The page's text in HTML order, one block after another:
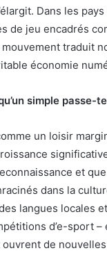
Dans les
de jeu encadrés
traduit
économie
simple passe-
un loisir
et
dans la
langues locales
d’e-sport
de